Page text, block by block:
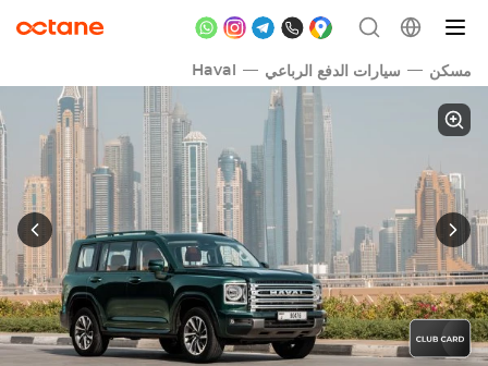
مسكن سيارات الدفع الرباعي Haval